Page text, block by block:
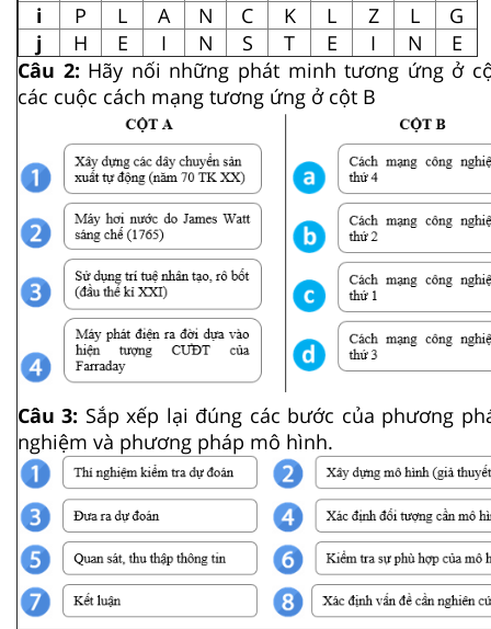
i
P L A N C K L Z L
G
j
H E I N S T E I N
E
Câu 2: Hãy nối những phát minh tương ứng ở
các cuộc cách mạng tương ứng ở cột B
Câu 3: Sắp xếp lại đúng các bước của phương
nghiệm và phương pháp mô hình.